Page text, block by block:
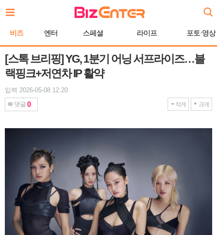
문
기
비즈 엔터 스페셜 라이프 포토·영상
[스톡 브리핑] YG, 1분기 어닝 서프라이즈…블
랙핑크+저연차 IP 활약
입력 2026-05-08 12:20
댓글 0 작게 크게